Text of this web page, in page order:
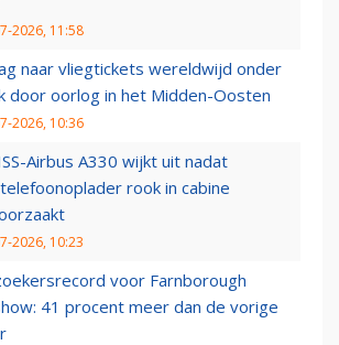
2026, 11:58
naar vliegtickets wereldwijd onder
door oorlog in het Midden-Oosten
2026, 10:36
Airbus A330 wijkt uit nadat
rook in cabine
2026, 10:23
voor Farnborough
41 procent meer dan de vorige